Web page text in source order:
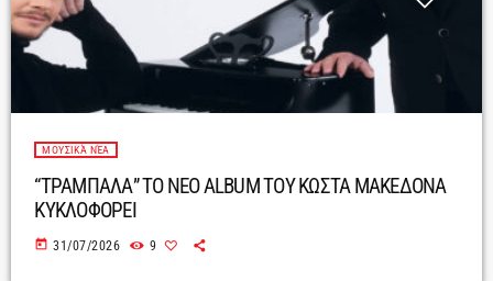
ΜΟΥΣΙΚΆ ΝΈΑ
“ΤΡΑΜΠΑΛΑ” ΤΟ ΝΕΟ ALBUM ΤΟΥ ΚΩΣΤΑ ΜΑΚΕΔΟΝΑ
ΚΥΚΛΟΦΟΡΕΙ
today 31/07/2026 9